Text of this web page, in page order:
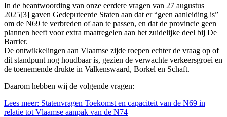
In de beantwoording van onze eerdere vragen van 27 augustus
2025[3] gaven Gedeputeerde Staten aan dat er “geen aanleiding is”
om de N69 te verbreden of aan te passen, en dat de provincie geen
plannen heeft voor extra maatregelen aan het zuidelijke deel bij De
Barrier.
De ontwikkelingen aan Vlaamse zijde roepen echter de vraag op of
dit standpunt nog houdbaar is, gezien de verwachte verkeersgroei en
de toenemende drukte in Valkenswaard, Borkel en Schaft.
Daarom hebben wij de volgende vragen:
Lees meer: Statenvragen Toekomst en capaciteit van de N69 in
relatie tot Vlaamse aanpak van de N74